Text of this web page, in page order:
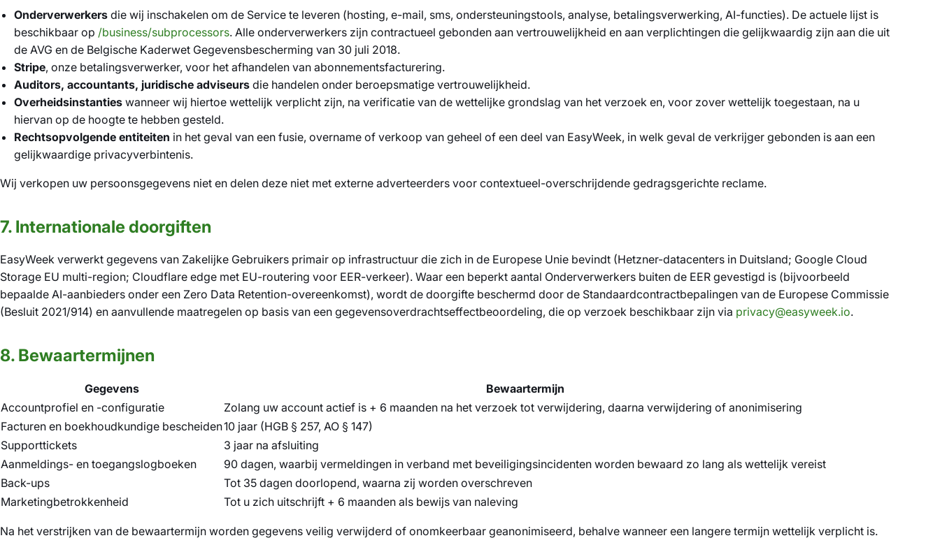
Onderverwerkers die wij inschakelen om de Service te leveren (hosting, e-mail, sms, ondersteuningstools, analyse, betalingsverwerking, AI-functies). De actuele lijst is
beschikbaar op /business/subprocessors. Alle onderverwerkers zijn contractueel gebonden aan vertrouwelijkheid en aan verplichtingen die gelijkwaardig zijn aan die uit
de AVG en de Belgische Kaderwet Gegevensbescherming van 30 juli 2018.
Stripe, onze betalingsverwerker, voor het afhandelen van abonnementsfacturering.
Auditors, accountants, juridische adviseurs die handelen onder beroepsmatige vertrouwelijkheid.
Overheidsinstanties wanneer wij hiertoe wettelijk verplicht zijn, na verificatie van de wettelijke grondslag van het verzoek en, voor zover wettelijk toegestaan, na u
hiervan op de hoogte te hebben gesteld.
Rechtsopvolgende entiteiten in het geval van een fusie, overname of verkoop van geheel of een deel van EasyWeek, in welk geval de verkrijger gebonden is aan een
gelijkwaardige privacyverbintenis.
Wij verkopen uw persoonsgegevens niet en delen deze niet met externe adverteerders voor contextueel-overschrijdende gedragsgerichte reclame.
7. Internationale doorgiften
EasyWeek verwerkt gegevens van Zakelijke Gebruikers primair op infrastructuur die zich in de Europese Unie bevindt (Hetzner-datacenters in Duitsland; Google Cloud
Storage EU multi-region; Cloudflare edge met EU-routering voor EER-verkeer). Waar een beperkt aantal Onderverwerkers buiten de EER gevestigd is (bijvoorbeeld
bepaalde AI-aanbieders onder een Zero Data Retention-overeenkomst), wordt de doorgifte beschermd door de Standaardcontractbepalingen van de Europese Commissie
(Besluit 2021/914) en aanvullende maatregelen op basis van een gegevensoverdrachtseffectbeoordeling, die op verzoek beschikbaar zijn via privacy@easyweek.io.
8. Bewaartermijnen
Gegevens
Bewaartermijn
Accountprofiel en -configuratie
Zolang uw account actief is + 6 maanden na het verzoek tot verwijdering, daarna verwijdering of anonimisering
Facturen en boekhoudkundige bescheiden10 jaar (HGB § 257, AO § 147)
Supporttickets
3 jaar na afsluiting
Aanmeldings- en toegangslogboeken
90 dagen, waarbij vermeldingen in verband met beveiligingsincidenten worden bewaard zo lang als wettelijk vereist
Back-ups
Tot 35 dagen doorlopend, waarna zij worden overschreven
Marketingbetrokkenheid
Tot u zich uitschrijft + 6 maanden als bewijs van naleving
Na het verstrijken van de bewaartermijn worden gegevens veilig verwijderd of onomkeerbaar geanonimiseerd, behalve wanneer een langere termijn wettelijk verplicht is.